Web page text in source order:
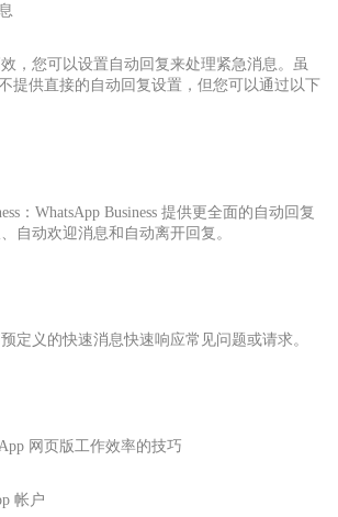
，您可以设置自动回复来处理紧急消息。虽
提供直接的自动回复设置，但您可以通过以下
：WhatsApp Business 提供更全面的自动回复
自动欢迎消息和自动离开回复。
定义的快速消息快速响应常见问题或请求。
网页版工作效率的技巧
帐户